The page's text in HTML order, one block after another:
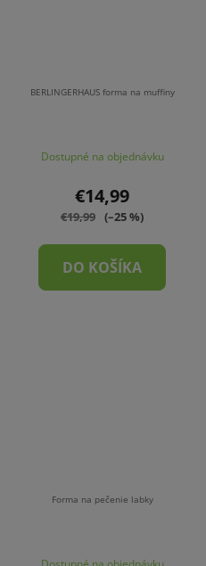
BERLINGERHAUS forma na muffiny
Dostupné na objednávku
€14,99
€19,99 (–25 %)
DO KOŠÍKA
Forma na pečenie labky